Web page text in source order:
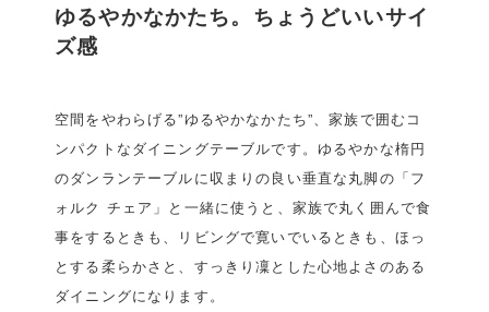
ゆるやかなかたち。ちょうどいいサイ
ズ感
空間をやわらげる”ゆるやかなかたち”、家族で囲むコ
ンパクトなダイニングテーブルです。ゆるやかな楕円
のダンランテーブルに収まりの良い垂直な丸脚の「フ
ォルク チェア」と一緒に使うと、家族で丸く囲んで食
事をするときも、リビングで寛いでいるときも、ほっ
とする柔らかさと、すっきり凜とした心地よさのある
ダイニングになります。